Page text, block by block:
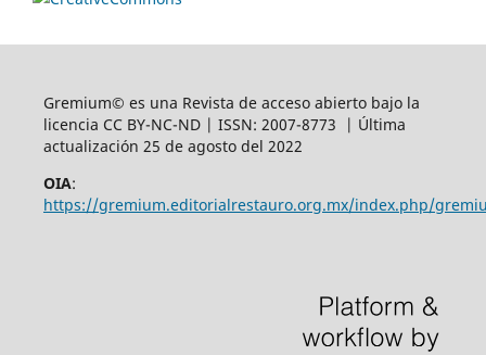
Gremium© es una Revista de acceso abierto bajo la
licencia CC BY-NC-ND | ISSN: 2007-8773 | Última
actualización 25 de agosto del 2022
OIA:
https://gremium.editorialrestauro.org.mx/index.php/